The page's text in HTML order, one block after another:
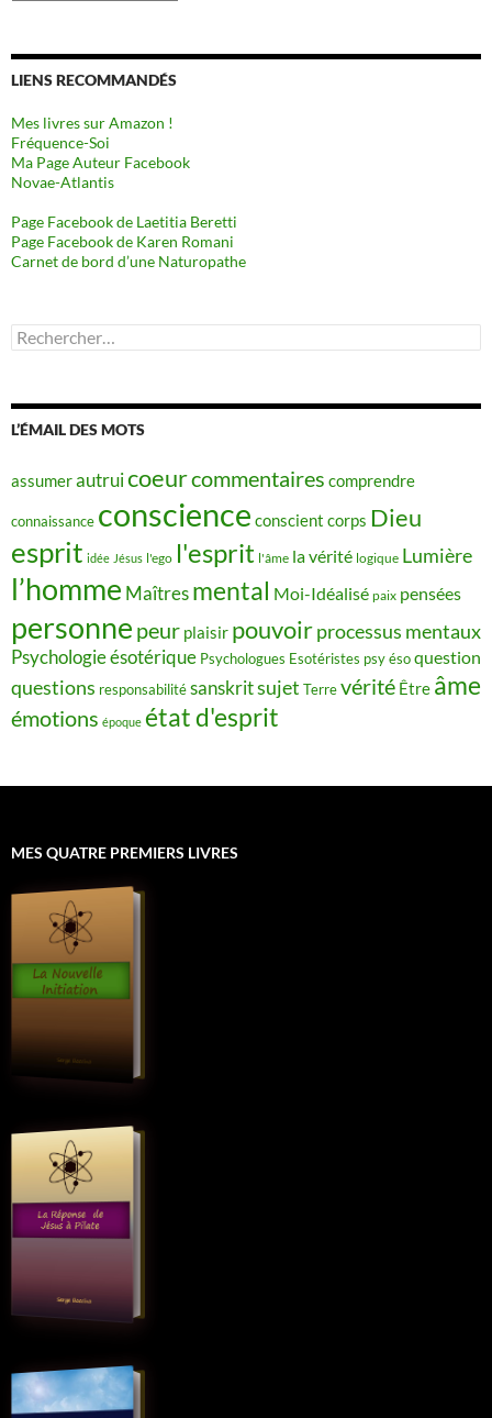
LIENS RECOMMANDÉS
Mes livres sur Amazon !
Fréquence-Soi
Ma Page Auteur Facebook
Novae-Atlantis
Page Facebook de Laetitia Beretti
Page Facebook de Karen Romani
Carnet de bord d’une Naturopathe
Rechercher :
L’ÉMAIL DES MOTS
assumerautruicoeurcommentaires comprendre
connaissance conscience conscient corps Dieu
esprit idée Jésus l'ego l'esprit l'âme la vérité logique Lumière
l’homme Maîtres mental Moi-Idéalisé paix pensées
personne peur plaisir pouvoirprocessus mentaux
Psychologie ésotérique Psychologues Esotéristes psy ésoquestion
questions responsabilitésanskritsujet Terrevérité Être âme
émotions époque état d'esprit
MES QUATRE PREMIERS LIVRES